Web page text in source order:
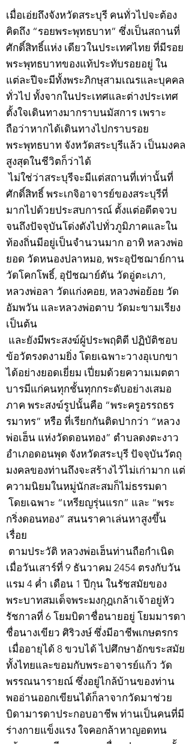
เมื่อเอ่ยถึงจังหวัดสระบุรี คนทั่วไปจะต้อง
คิดถึง “รอยพระพุทธบาท” ซึ่งเป็นสถานที่
ศักดิ์สิทธิ์แห่ง เดียวในประเทศไทย ที่มีรอย
พระพุทธบาทของแท้ประทับรอยอยู่ ใน
แต่ละปีจะมีทั้งพระภิกษุสามเณรและบุคคล
ทั่วไป ทั้งจากในประเทศและต่างประเทศ
ตั้งใจเดินทางมากราบนมัสการ เพราะ
ถือว่าหากได้เดินทางไปกราบรอย
พระพุทธบาท จังหวัดสระบุรีแล้ว เป็นมงคล
สูงสุดในชีวิตก็ว่าได้
ไม่ใช่ว่าสระบุรีจะมีแต่สถานที่เท่านั้นที่
ศักดิ์สิทธิ์ พระเกจิอาจารย์ของสระบุรีที่
มากไปด้วยประสบการณ์ ตั้งแต่อดีตจวบ
จนถึงปัจจุบันโด่งดังไปทั่วภูมิภาคและใน
ท้องถิ่นมีอยู่เป็นจำนวนมาก อาทิ หลวงพ่อ
ยอด วัดหนองปลาหมอ, พระอุปัชฌาย์กาน
วัดโคกโพธิ์, อุปัชฌาย์ตัน วัดอู่ตะเภา,
หลวงพ่อลา วัดแก่งคอย, หลวงพ่อย้อย วัด
อัมพวัน และหลวงพ่อตาบ วัดมะขามเรียง
เป็นต้น
และยังมีพระสงฆ์ผู้ประพฤติดี ปฏิบัติชอบ
ข้อวัตรงดงามยิ่ง โดยเฉพาะวางอุเบกขา
ได้อย่างยอดเยี่ยม เปี่ยมด้วยความเมตตา
บารมีแก่คนทุกชั้นทุกกระดับอย่างเสมอ
ภาค พระสงฆ์รูปนั้นคือ “พระครูอรรถธร
รมาทร” หรือ ที่เรียกกันติดปากว่า “หลวง
พ่อเฮ็น แห่งวัดดอนทอง” ตำบลดงตะงาว
อำเภอดอนพุด จังหวัดสระบุรี ปัจจุบันวัตถุ
มงคลของท่านถึงจะสร้างไว้ไม่เก่ามาก แต่
ความนิยมในหมู่นักสะสมก็ไม่ธรรมดา
โดยเฉพาะ “เหรียญรุ่นแรก” และ “พระ
กริ่งดอนทอง” สนนราคาเล่นหาสูงขึ้น
เรื่อย
ตามประวัติ หลวงพ่อเฮ็นท่านถือกำเนิด
เมื่อวันเสาร์ที่ 9 ธันวาคม 2454 ตรงกับวัน
แรม 4 ค่ำ เดือน 1 ปีกุน ในรัชสมัยของ
พระบาทสมเด็จพระมงกุฎเกล้าเจ้าอยู่หัว
รัชกาลที่ 6 โยมบิดาชื่อนายอยู่ โยมมารดา
ชื่อนางเขียว ศิริวงษ์ ซึ่งมีอาชีพเกษตรกร
เมื่ออายุได้ 8 ขวบได้ ไปศึกษาอักขระสมัย
ทั้งไทยและขอมกับพระอาจารย์แก้ว วัด
พรรณนารายณ์ ซึ่งอยู่ไกล้บ้านของท่าน
พออ่านออกเขียนได้ก็ลาจากวัดมาช่วย
บิดามารดาประกอบอาชีพ ท่านเป็นคนที่มี
ร่างกายแข็งแรง ใจคอกล้าหาญอดทน